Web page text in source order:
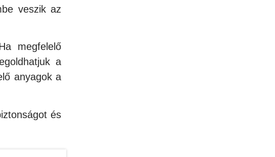
veszik az
megfelelő
a
anyagok a
és